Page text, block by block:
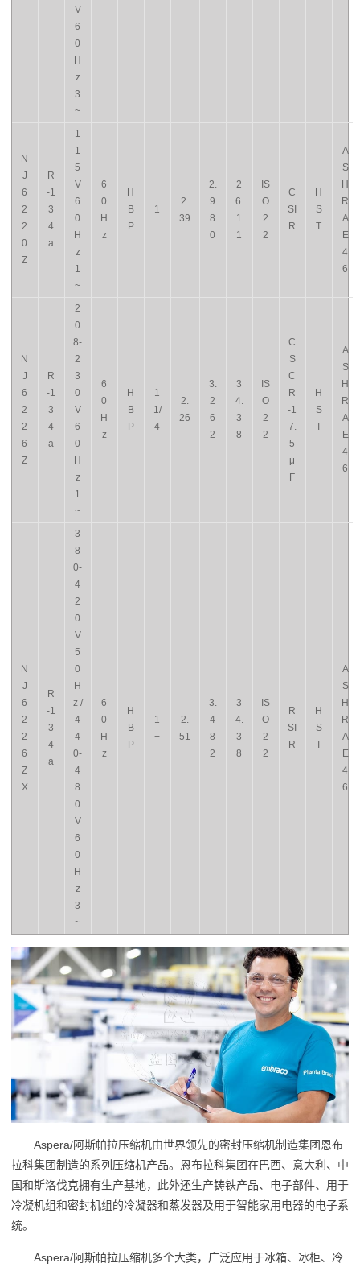
V
6
0
H
z
3
~
N
J
6
2
2
0
Z
R
-1
3
4
a
1
1
5
V
6
0
H
z
1
~
6
0
H
z
H
B
P
1
2.
39
2.
9
8
0
2
6.
1
1
IS
O
2
2
C
SI
R
H
S
T
A
S
H
R
A
E
4
6
N
J
6
2
2
6
Z
R
-1
3
4
a
2
0
8-
2
3
0
V
6
0
H
z
1
~
6
0
H
z
H
B
P
1
1/
4
2.
26
3.
2
6
2
3
4.
3
8
IS
O
2
2
C
S
C
R
-1
7.
5
μ
F
H
S
T
A
S
H
R
A
E
4
6
N
J
6
2
2
6
Z
X
R
-1
3
4
a
3
8
0-
4
2
0
V
5
0
H
z /
4
4
0-
4
8
0
V
6
0
H
z
3
~
6
0
H
z
H
B
P
1
+
2.
51
3.
4
8
2
3
4.
3
8
IS
O
2
2
R
SI
R
H
S
T
A
S
H
R
A
E
4
6
Aspera/阿斯帕拉压缩机由世界领先的密封压缩机制造集团恩布
拉科集团制造的系列压缩机产品。恩布拉科集团在巴西、意大利、中
国和斯洛伐克拥有生产基地，此外还生产铸铁产品、电子部件、用于
冷凝机组和密封机组的冷凝器和蒸发器及用于智能家用电器的电子系
统。
Aspera/阿斯帕拉压缩机多个大类，广泛应用于冰箱、冰柜、冷